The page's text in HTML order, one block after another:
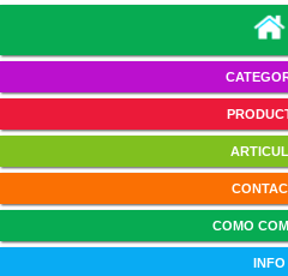
COMO
INFO